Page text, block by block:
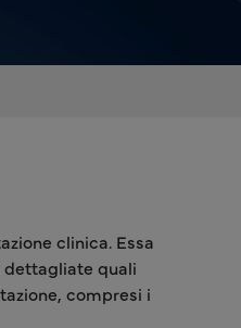
clinica. Essa
dettagliate quali
compresi i